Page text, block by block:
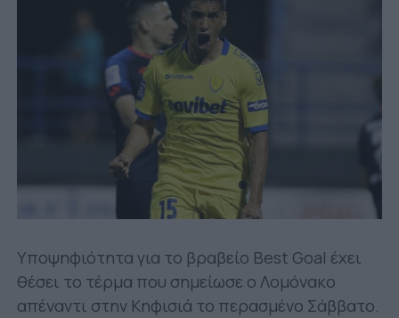
Υποψηφιότητα για το βραβείο Best Goal έχει
θέσει το τέρμα που σημείωσε ο Λομόνακο
απέναντι στην Κηφισιά το περασμένο Σάββατο.